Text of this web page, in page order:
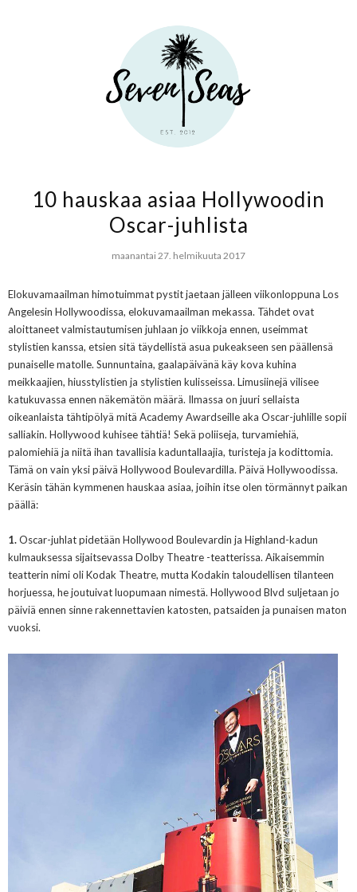
10 hauskaa asiaa Hollywoodin
Oscar-juhlista
maanantai 27. helmikuuta 2017
Elokuvamaailman himotuimmat pystit jaetaan jälleen viikonloppuna Los
Angelesin Hollywoodissa, elokuvamaailman mekassa. Tähdet ovat
aloittaneet valmistautumisen juhlaan jo viikkoja ennen, useimmat
stylistien kanssa, etsien sitä täydellistä asua pukeakseen sen päällensä
punaiselle matolle. Sunnuntaina, gaalapäivänä käy kova kuhina
meikkaajien, hiusstylistien ja stylistien kulisseissa. Limusiinejä vilisee
katukuvassa ennen näkemätön määrä. Ilmassa on juuri sellaista
oikeanlaista tähtipölyä mitä Academy Awardseille aka Oscar-juhlille sopii
salliakin. Hollywood kuhisee tähtiä! Sekä poliiseja, turvamiehiä,
palomiehiä ja niitä ihan tavallisia kaduntallaajia, turisteja ja kodittomia.
Tämä on vain yksi päivä Hollywood Boulevardilla. Päivä Hollywoodissa.
Keräsin tähän kymmenen hauskaa asiaa, joihin itse olen törmännyt paikan
päällä:
1.Oscar-juhlat pidetään Hollywood Boulevardin ja Highland-kadun
kulmauksessa sijaitsevassa Dolby Theatre -teatterissa. Aikaisemmin
teatterin nimi oli Kodak Theatre, mutta Kodakin taloudellisen tilanteen
horjuessa, he joutuivat luopumaan nimestä. Hollywood Blvd suljetaan jo
päiviä ennen sinne rakennettavien katosten, patsaiden ja punaisen maton
vuoksi.